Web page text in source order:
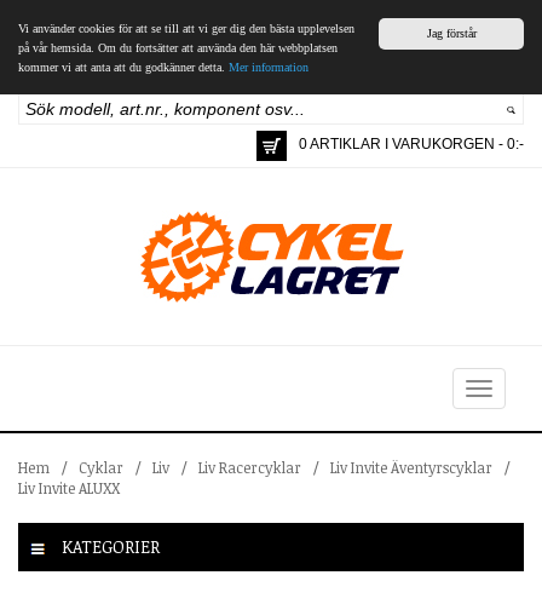
Jag förstår
Vi använder cookies för att se till att vi ger dig den bästa upplevelsen
på vår hemsida. Om du fortsätter att använda den här webbplatsen
kommer vi att anta att du godkänner detta. Mer information
0 ARTIKLAR I VARUKORGEN - 0:-
Toggle
navigation
Hem / Cyklar / Liv / Liv Racercyklar / Liv Invite Äventyrscyklar
/
Liv Invite ALUXX
KATEGORIER